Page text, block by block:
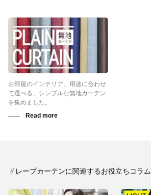
お部屋のインテリア、用途に合わせ
て選べる、シンプルな無地カーテン
を集めました。
ドレープカーテンに関連するお役立ちコラム